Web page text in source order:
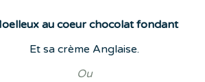
au coeur chocolat fondant
Et sa crème Anglaise.
Ou